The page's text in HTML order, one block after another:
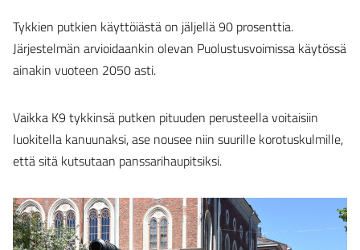
Tykkien putkien käyttöiästä on jäljellä 90 prosenttia.
Järjestelmän arvioidaankin olevan Puolustusvoimissa käytössä
ainakin vuoteen 2050 asti.
Vaikka K9 tykkinsä putken pituuden perusteella voitaisiin
luokitella kanuunaksi, ase nousee niin suurille korotuskulmille,
että sitä kutsutaan panssarihaupitsiksi.